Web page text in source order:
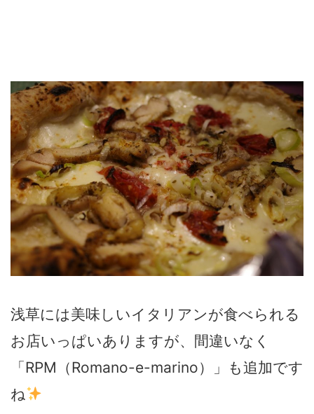
浅草には美味しいイタリアンが食べられる
お店いっぱいありますが、間違いなく
「RPM（Romano-e-marino）」も追加です
ね